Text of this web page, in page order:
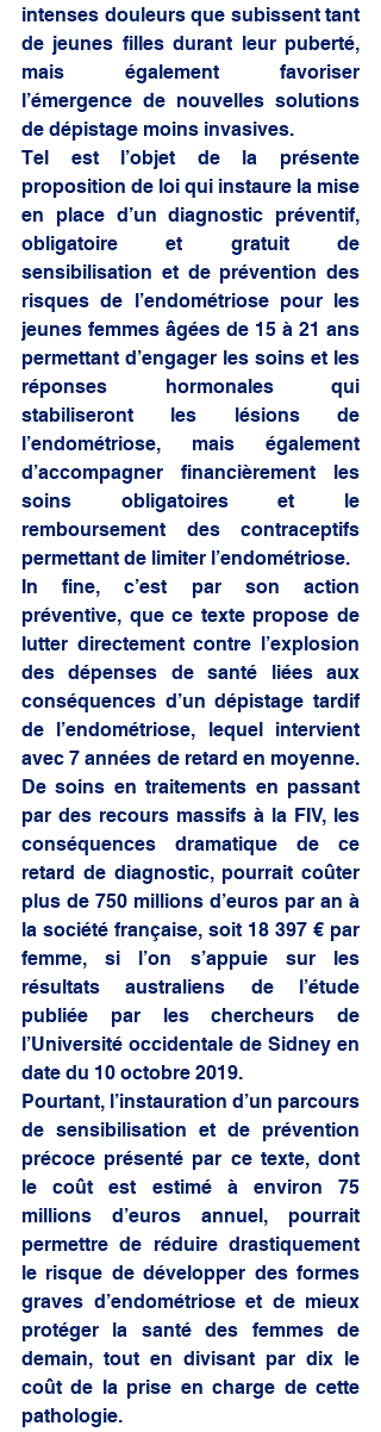
intenses douleurs que subissent tant
de jeunes filles durant leur puberté,
mais également favoriser
l’émergence de nouvelles solutions
de dépistage moins invasives.
Tel est l’objet de la présente
proposition de loi qui instaure la mise
en place d’un diagnostic préventif,
obligatoire et gratuit de
sensibilisation et de prévention des
risques de l’endométriose pour les
jeunes femmes âgées de 15 à 21 ans
permettant d’engager les soins et les
réponses hormonales qui
stabiliseront les lésions de
l’endométriose, mais également
d’accompagner financièrement les
soins obligatoires et le
remboursement des contraceptifs
permettant de limiter l’endométriose.
In fine, c’est par son action
préventive, que ce texte propose de
lutter directement contre l’explosion
des dépenses de santé liées aux
conséquences d’un dépistage tardif
de l’endométriose, lequel intervient
avec 7 années de retard en moyenne.
De soins en traitements en passant
par des recours massifs à la FIV, les
conséquences dramatique de ce
retard de diagnostic, pourrait coûter
plus de 750 millions d’euros par an à
la société française, soit 18 397 € par
femme, si l’on s’appuie sur les
résultats australiens de l’étude
publiée par les chercheurs de
l’Université occidentale de Sidney en
date du 10 octobre 2019.
Pourtant, l’instauration d’un parcours
de sensibilisation et de prévention
précoce présenté par ce texte, dont
le coût est estimé à environ 75
millions d’euros annuel, pourrait
permettre de réduire drastiquement
le risque de développer des formes
graves d’endométriose et de mieux
protéger la santé des femmes de
demain, tout en divisant par dix le
coût de la prise en charge de cette
pathologie.